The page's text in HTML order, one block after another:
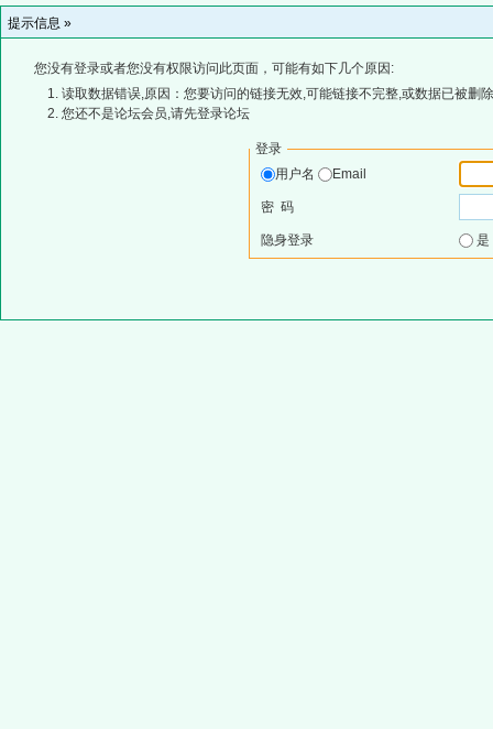
提示信息 »
您没有登录或者您没有权限访问此页面，可能有如下几个原因:
读取数据错误,原因：您要访问的链接无效,可能链接不完整,或数据已被删
您还不是论坛会员,请先登录论坛
登录
用户名
Email
密 码
隐身登录